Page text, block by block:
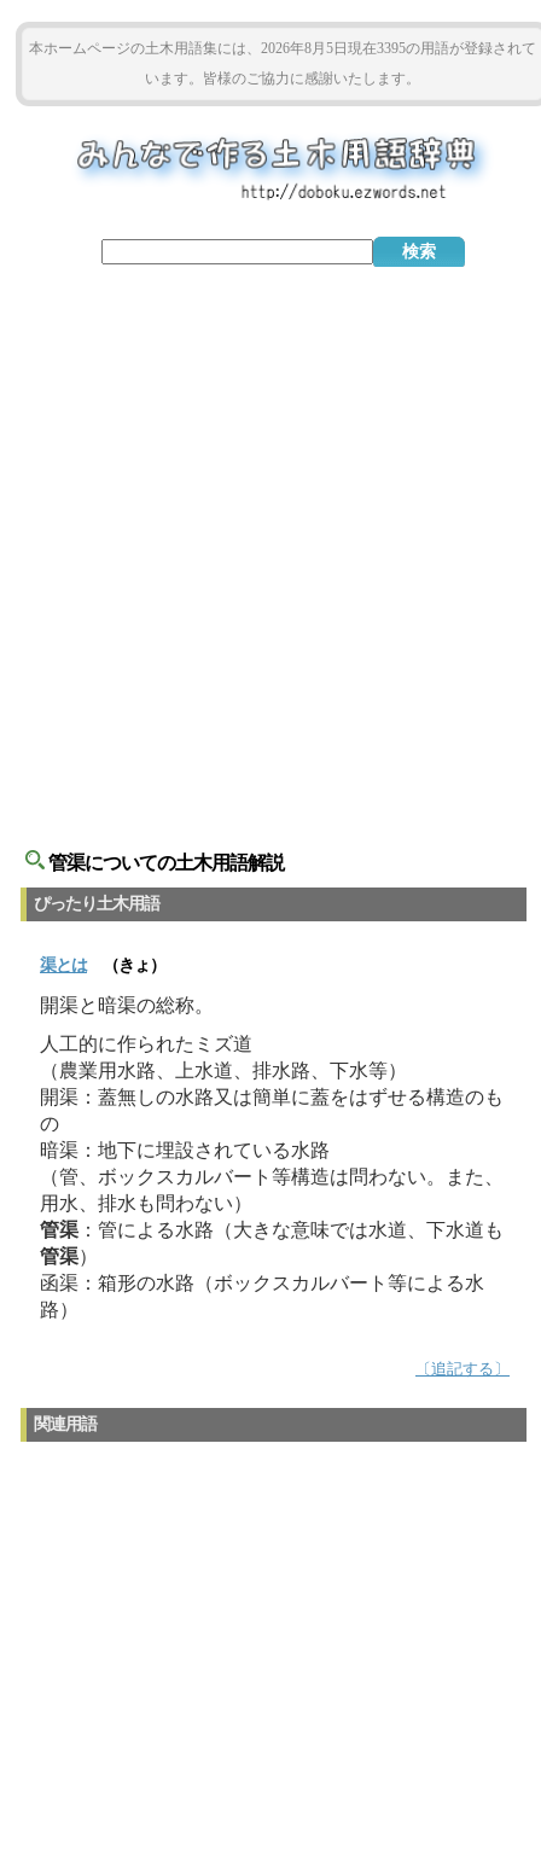
本ホームページの土木用語集には、2026年8月5日現在3395の用語が登録されて
います。皆様のご協力に感謝いたします。
管渠についての土木用語解説
ぴったり土木用語
渠とは（きょ）
開渠と暗渠の総称。
人工的に作られたミズ道
（農業用水路、上水道、排水路、下水等）
開渠：蓋無しの水路又は簡単に蓋をはずせる構造のも
の
暗渠：地下に埋設されている水路
（管、ボックスカルバート等構造は問わない。また、
用水、排水も問わない）
管渠 ：管による水路（大きな意味では水道、下水道も
管渠）
函渠：箱形の水路（ボックスカルバート等による水
路）
〔追記する〕
関連用語